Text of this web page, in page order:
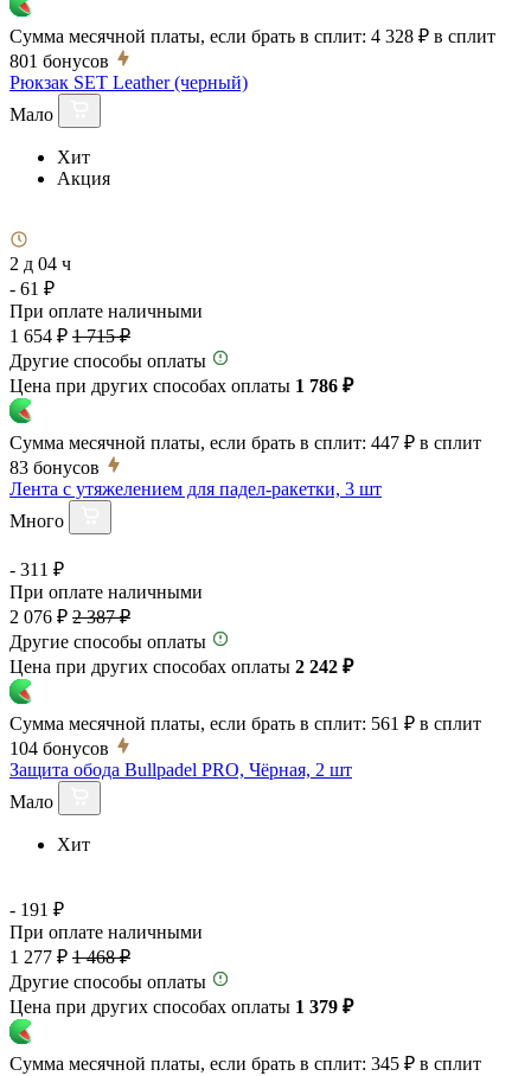
Сумма месячной платы, если брать в сплит: 4 328 ₽ в сплит
801 бонусов
Рюкзак SET Leather (черный)
Мало
Хит
Акция
2 д 04 ч
- 61 ₽
При оплате наличными
1 654 ₽ 1 715 ₽
Другие способы оплаты
Цена при других способах оплаты 1 786 ₽
Сумма месячной платы, если брать в сплит: 447 ₽ в сплит
83 бонусов
Лента с утяжелением для падел-ракетки, 3 шт
Много
- 311 ₽
При оплате наличными
2 076 ₽ 2 387 ₽
Другие способы оплаты
Цена при других способах оплаты 2 242 ₽
Сумма месячной платы, если брать в сплит: 561 ₽ в сплит
104 бонусов
Защита обода Bullpadel PRO, Чёрная, 2 шт
Мало
Хит
- 191 ₽
При оплате наличными
1 277 ₽ 1 468 ₽
Другие способы оплаты
Цена при других способах оплаты 1 379 ₽
Сумма месячной платы, если брать в сплит: 345 ₽ в сплит